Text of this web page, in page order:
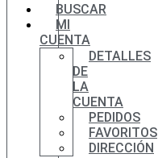
BUSCAR
MI
CUENTA
DETALLES
DE
LA
CUENTA
PEDIDOS
FAVORITOS
DIRECCIÓN